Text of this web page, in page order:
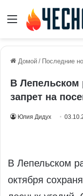
Меню
Домой / Последние
В Лепельском
запрет на
Юлия Дидух
В Лепельском
октября